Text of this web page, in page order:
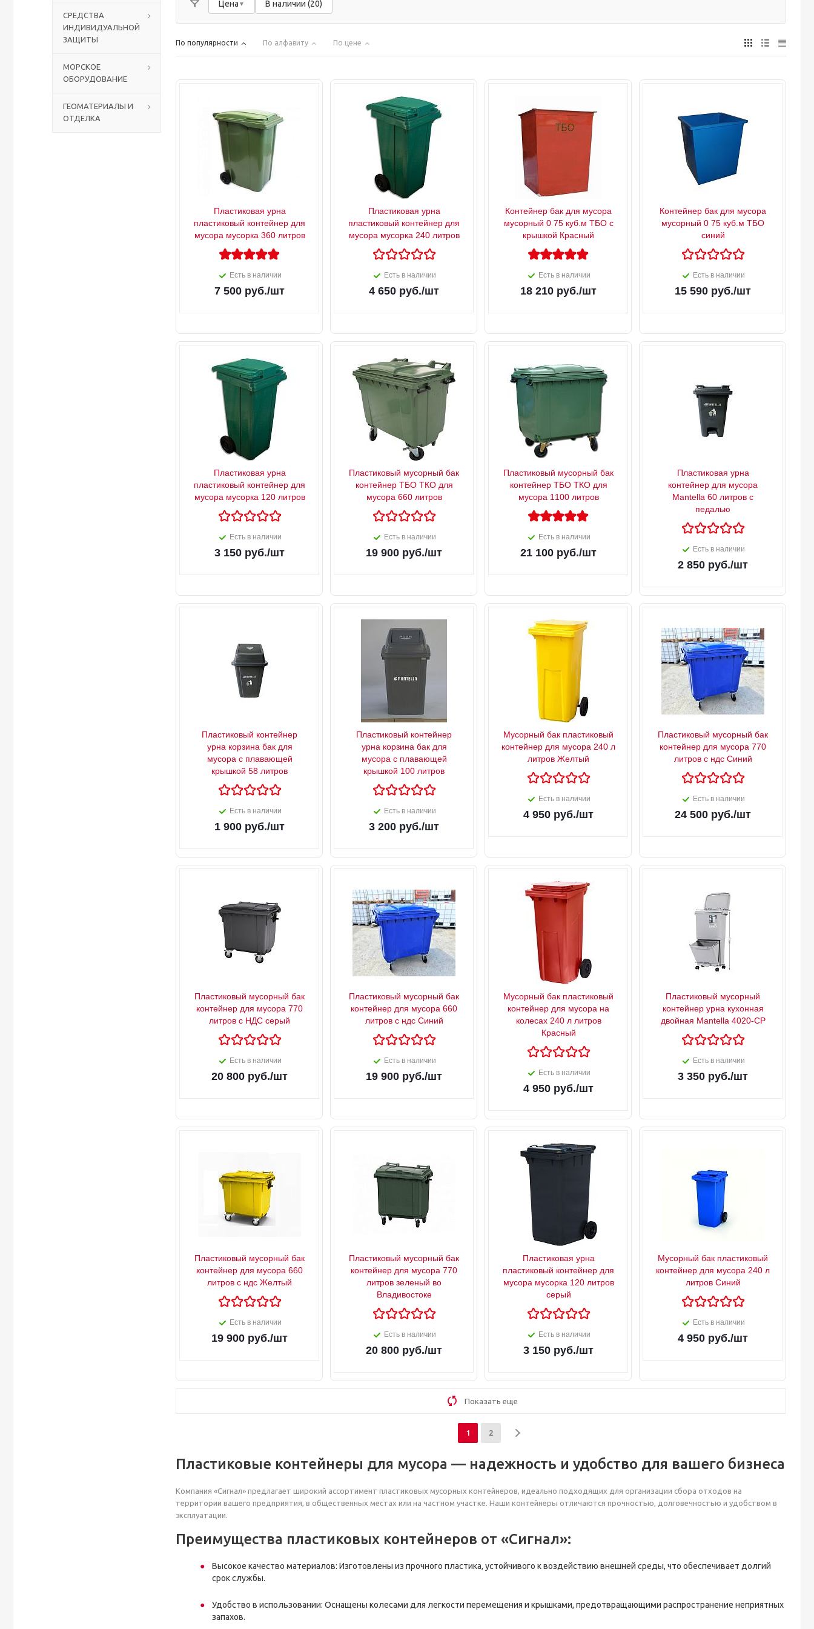
СРЕДСТВА
ИНДИВИДУАЛЬНОЙ
ЗАЩИТЫ
МОРСКОЕ
ОБОРУДОВАНИЕ
ГЕОМАТЕРИАЛЫ И
ОТДЕЛКА
Цена В наличии (20)
По популярности По алфавиту По цене
Пластиковая урна
пластиковый контейнер для
мусора мусорка 360 литров
Есть в наличии
7 500 руб./шт
Пластиковая урна
пластиковый контейнер для
мусора мусорка 240 литров
Есть в наличии
4 650 руб./шт
Контейнер бак для мусора
мусорный 0 75 куб.м ТБО с
крышкой Красный
Есть в наличии
18 210 руб./шт
Контейнер бак для мусора
мусорный 0 75 куб.м ТБО
синий
Есть в наличии
15 590 руб./шт
Пластиковая урна
пластиковый контейнер для
мусора мусорка 120 литров
Есть в наличии
3 150 руб./шт
Пластиковый мусорный бак
контейнер ТБО ТКО для
мусора 660 литров
Есть в наличии
19 900 руб./шт
Пластиковый мусорный бак
контейнер ТБО ТКО для
мусора 1100 литров
Есть в наличии
21 100 руб./шт
Пластиковая урна
контейнер для мусора
Mantella 60 литров с
педалью
Есть в наличии
2 850 руб./шт
Пластиковый контейнер
урна корзина бак для
мусора с плавающей
крышкой 58 литров
Есть в наличии
1 900 руб./шт
Пластиковый контейнер
урна корзина бак для
мусора с плавающей
крышкой 100 литров
Есть в наличии
3 200 руб./шт
Мусорный бак пластиковый
контейнер для мусора 240 л
литров Желтый
Есть в наличии
4 950 руб./шт
Пластиковый мусорный бак
контейнер для мусора 770
литров с ндс Синий
Есть в наличии
24 500 руб./шт
Пластиковый мусорный бак
контейнер для мусора 770
литров с НДС серый
Есть в наличии
20 800 руб./шт
Пластиковый мусорный бак
контейнер для мусора 660
литров с ндс Синий
Есть в наличии
19 900 руб./шт
Мусорный бак пластиковый
контейнер для мусора на
колесах 240 л литров
Красный
Есть в наличии
4 950 руб./шт
Пластиковый мусорный
контейнер урна кухонная
двойная Mantella 4020-СР
Есть в наличии
3 350 руб./шт
Пластиковый мусорный бак
контейнер для мусора 660
литров с ндс Желтый
Есть в наличии
19 900 руб./шт
Пластиковый мусорный бак
контейнер для мусора 770
литров зеленый во
Владивостоке
Есть в наличии
20 800 руб./шт
Пластиковая урна
пластиковый контейнер для
мусора мусорка 120 литров
серый
Есть в наличии
3 150 руб./шт
Мусорный бак пластиковый
контейнер для мусора 240 л
литров Синий
Есть в наличии
4 950 руб./шт
Показать еще
1 2
Пластиковые контейнеры для мусора — надежность и удобство для вашего бизнеса
Компания «Сигнал» предлагает широкий ассортимент пластиковых мусорных контейнеров, идеально подходящих для организации сбора отходов на
территории вашего предприятия, в общественных местах или на частном участке. Наши контейнеры отличаются прочностью, долговечностью и удобством в
эксплуатации.
Преимущества пластиковых контейнеров от «Сигнал»:
Высокое качество материалов: Изготовлены из прочного пластика, устойчивого к воздействию внешней среды, что обеспечивает долгий
срок службы.
Удобство в использовании: Оснащены колесами для легкости перемещения и крышками, предотвращающими распространение неприятных
запахов.
Столы с лавками
Биометрические терминалы
Аккумуляторы аккумуляторные батареи для ИБП